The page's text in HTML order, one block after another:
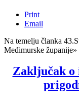
Print
Email
Na temelju članka
Međimurske
Zaključak o